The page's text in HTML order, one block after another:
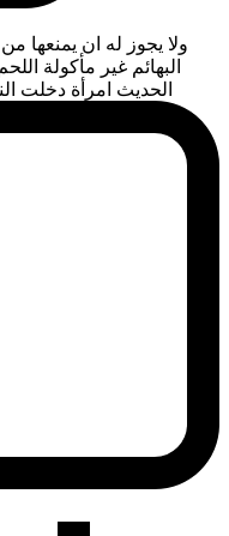
ولا يجوز له ان يمنعها
البهائم غير مأكولة
الحديث امرأة دخلت